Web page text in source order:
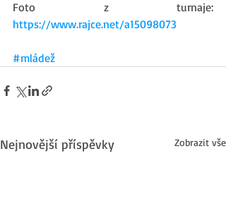
https://www.rajce.net/a15098073
#mládež
Nejnovější příspěvky Zobrazit vše